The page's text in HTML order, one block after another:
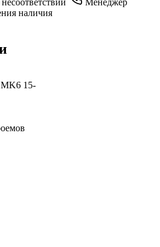
наличия
15-